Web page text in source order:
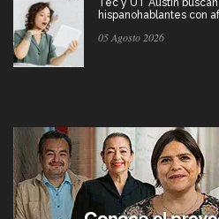
hispanohablantes con
05 Agosto 2026